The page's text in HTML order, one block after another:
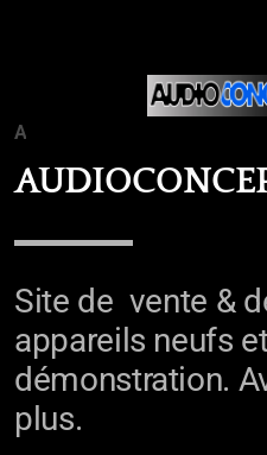
ACCUEIL
Site de vente &
appareils neufs
démonstration.
plus.